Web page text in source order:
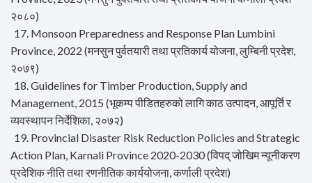
२०८०)
17. Monsoon Preparedness and Response Plan Lumbini
Province, 2022 (मनसुन पुर्वतयारी तथा प्रतिकार्य योजना, लुम्बिनी प्रदेश,
२०७९)
18. Guidelines for Timber Production, Supply and
Management, 2015 (भूकम्प पीडितहरुको लागि काठ उत्पादन, आपूर्ति र
व्यवस्थापन निर्देशिका, २०७२)
19. Provincial Disaster Risk Reduction Policies and Strategic
Action Plan, Karnali Province 2020-2030 (विपद् जोखिम न्यूनीकरण
प्रदेशिक नीति तथा रणनीतिक कार्ययोजना, कर्णाली प्रदेश)